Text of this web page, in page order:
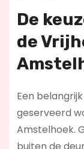
De
de
Een
geserveerd
Amstelhoek.